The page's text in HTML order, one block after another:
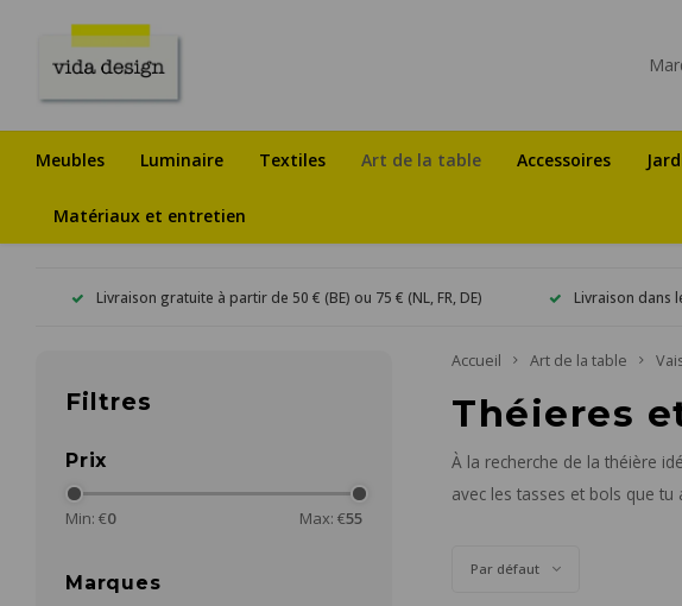
Meubles Luminaire Textiles Art de la table Accessoires
Matériaux et entretien
Livraison gratuite à partir de 50 € (BE) ou 75 € (NL, FR, DE) Livraison dans
Filtres
Prix
Min: €0 Max: €55
Marques
Accueil Art de la table
Théieres
À la recherche de la théière
avec les tasses et bols que tu
Par défaut